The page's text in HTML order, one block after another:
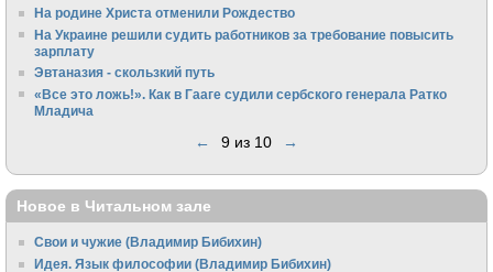
На родине Христа отменили Рождество
На Украине решили судить работников за требование повысить
зарплату
Эвтаназия - скользкий путь
«Все это ложь!». Как в Гааге судили сербского генерала Ратко
Младича
← 9 из 10 →
Новое в Читальном зале
Свои и чужие (Владимир Бибихин)
Идея. Язык философии (Владимир Бибихин)